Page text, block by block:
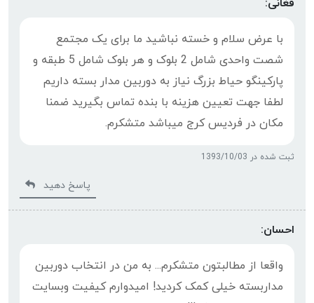
فغانی:
با عرض سلام و خسته نباشید ما برای یک مجتمع
شصت واحدی شامل 2 بلوک و هر بلوک شامل 5 طبقه و
پارکینگو حیاط بزرگ نیاز به دوربین مدار بسته داریم
لطفا جهت تعیین هزینه با بنده تماس بگیرید ضمنا
مکان در فردیس کرج میباشد متشکرم.
ثبت شده در 1393/10/03
پاسخ دهید
احسان:
واقعا از مطالبتون متشکرم... به من در انتخاب دوربین
مداربسته خیلی کمک کردید! امیدوارم کیفیت وبسایت